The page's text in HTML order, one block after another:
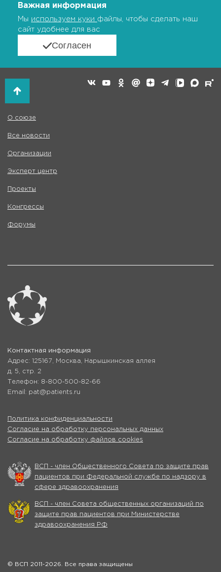
Важная информация
Мы используем куки файлы, чтобы сделать наш
сайт удобнее для вас
Согласен
О союзе
Все новости
Организации
Эксперт центр
Проекты
Конгрессы
Форумы
Контактная информация
Адрес: 125167, Москва, Нарышкинская аллея
д. 5, стр. 2
Телефон: 8-800-500-82-66
Email: pat@patients.ru
Политика конфиденциальности
Согласие на обработку персональных данных
Согласие на обработку файлов cookies
ВСП - член Общественного Совета по защите прав
пациентов при Федеральной службе по надзору в
сфере здравоохранения
ВСП - член Совета общественных организаций по
защите прав пациентов при Министерстве
здравоохранения РФ
© ВСП 2011-2026. Все права защищены